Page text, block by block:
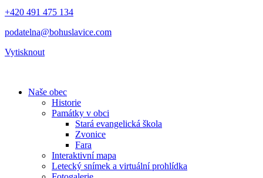
+420 491 475 134
podatelna@bohuslavice.com
Vytisknout
Naše obec
Historie
Památky v obci
Stará evangelická škola
Zvonice
Fara
Interaktivní mapa
Letecký snímek a virtuální prohlídka